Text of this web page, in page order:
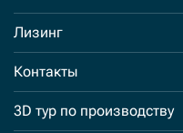
Лизинг
Контакты
3D тур по производству